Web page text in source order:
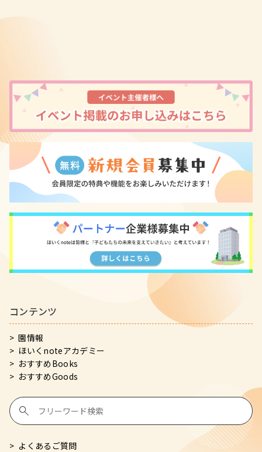
コンテンツ
園情報
ほいくnoteアカデミー
おすすめBooks
おすすめGoods
よくあるご質問